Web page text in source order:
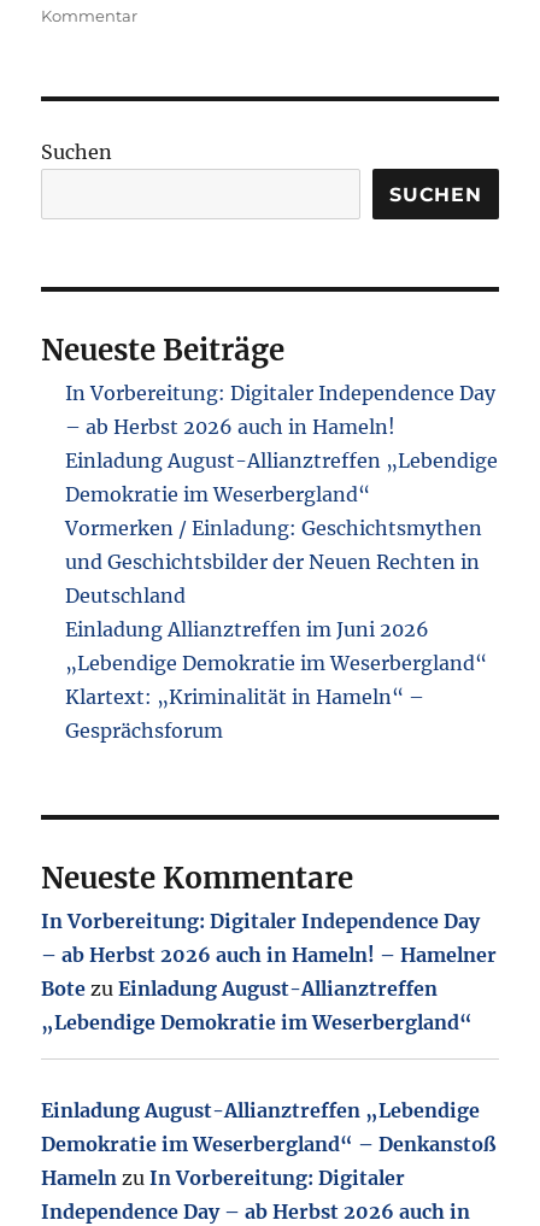
Kommentarzu
im
Was
tun?
Suchen
SUCHEN
Neueste Beiträge
In Vorbereitung: Digitaler Independence Day
– ab Herbst 2026 auch in Hameln!
Einladung August-Allianztreffen „Lebendige
Demokratie im Weserbergland“
Vormerken / Einladung: Geschichtsmythen
und Geschichtsbilder der Neuen Rechten in
Deutschland
Einladung Allianztreffen im Juni 2026
„Lebendige Demokratie im Weserbergland“
Klartext: „Kriminalität in Hameln“ –
Gesprächsforum
Neueste Kommentare
In Vorbereitung: Digitaler Independence Day
– ab Herbst 2026 auch in Hameln! – Hamelner
Bote zuEinladung August-Allianztreffen
„Lebendige Demokratie im Weserbergland“
Einladung August-Allianztreffen „Lebendige
Demokratie im Weserbergland“ – Denkanstoß
Hameln zuIn Vorbereitung: Digitaler
Independence Day – ab Herbst 2026 auch in